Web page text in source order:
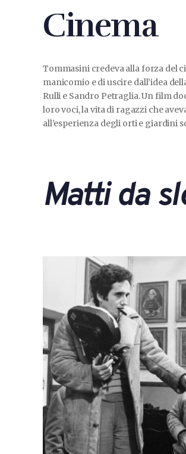
Cinema
Tommasini credeva alla forza del
manicomio e di uscire dall’idea
Rulli e Sandro Petraglia. Un film
loro voci, la vita di ragazzi che
all’esperienza degli orti e giardini
Matti da